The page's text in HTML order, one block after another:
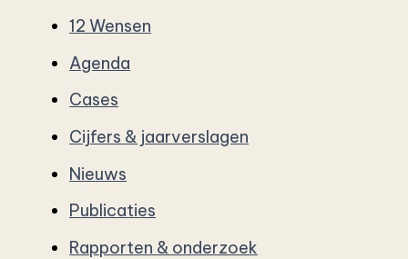
12 Wensen
Agenda
Cases
Cijfers & jaarverslagen
Nieuws
Publicaties
Rapporten & onderzoek